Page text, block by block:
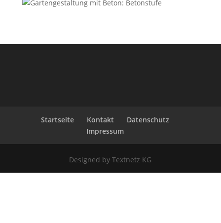
Startseite Kontakt
Datenschutz
Impressum
Designed by Textnetz KG